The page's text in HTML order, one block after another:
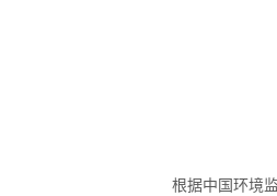
根据中国环境监